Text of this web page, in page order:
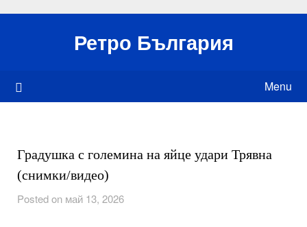
Ретро България
Menu
Градушка с големина на яйце удари Трявна
(снимки/видео)
Posted on май 13, 2026